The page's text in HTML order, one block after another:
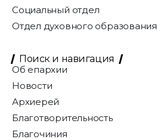
Социальный отдел
Отдел духовного образования
Поиск и навигация
Об епархии
Новости
Архиерей
Благотворительность
Благочиния